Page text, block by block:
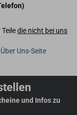
die nicht bei uns
Über Uns-Seite
und Infos zu